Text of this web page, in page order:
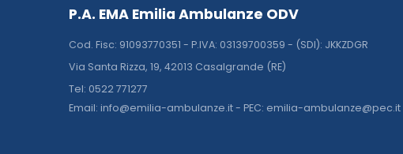
P.A. EMA Emilia Ambulanze ODV
Cod. Fisc: 91093770351 - P.IVA: 03139700359 - (SDI): JKKZDGR
Via Santa Rizza, 19, 42013 Casalgrande (RE)
Tel: 0522 771277
Email: info@emilia-ambulanze.it - PEC: emilia-ambulanze@pec.it